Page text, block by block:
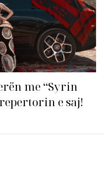
me “Syrin
e saj!